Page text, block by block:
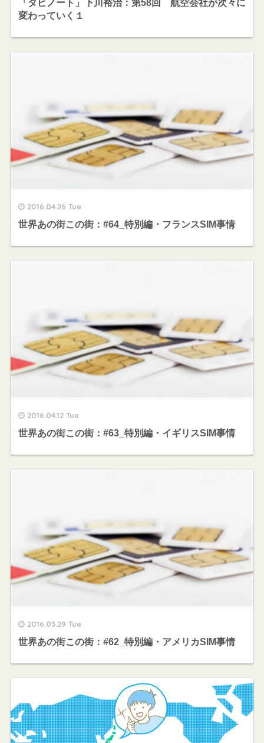
「タビノート」下川裕治：第58回 航空会社が次々に
変わっていく１
2016.04.26 Tue
世界あの街この街：#64_特別編・フランスSIM事情
2016.04.12 Tue
世界あの街この街：#63_特別編・イギリスSIM事情
2016.03.29 Tue
世界あの街この街：#62_特別編・アメリカSIM事情